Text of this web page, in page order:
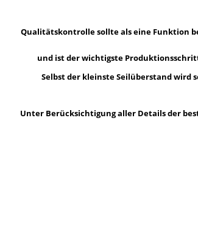
Qualitätskontrolle sollte als eine Funktion
und ist der wichtigste
Selbst der kleinste Seilüberstand
Unter Berücksichtigung aller Details der